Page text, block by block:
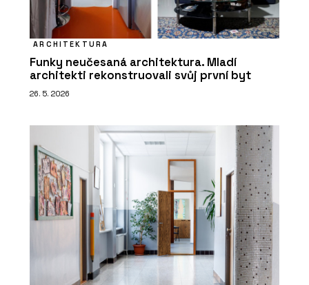
ARCHITEKTURA
Funky neučesaná architektura. Mladí
architekti rekonstruovali svůj první byt
26. 5. 2026